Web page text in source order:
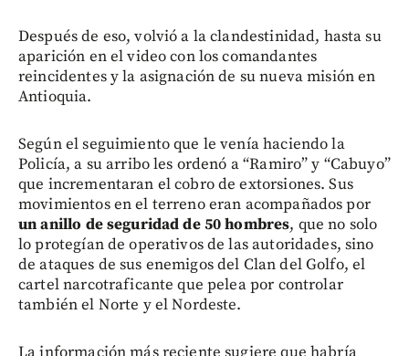
Después de eso, volvió a la clandestinidad, hasta su
aparición en el video con los comandantes
reincidentes y la asignación de su nueva misión en
Antioquia.
Según el seguimiento que le venía haciendo la
Policía, a su arribo les ordenó a “Ramiro” y “Cabuyo”
que incrementaran el cobro de extorsiones. Sus
movimientos en el terreno eran acompañados por
un anillo de seguridad de 50 hombres, que no solo
lo protegían de operativos de las autoridades, sino
de ataques de sus enemigos del Clan del Golfo, el
cartel narcotraficante que pelea por controlar
también el Norte y el Nordeste.
La información más reciente sugiere que habría